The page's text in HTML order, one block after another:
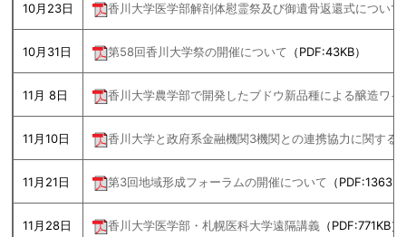
10月23日 香川大学医学部解剖体慰霊祭及び御遺骨返還式について
10月31日 第58回香川大学祭の開催について （PDF:43KB）
11月 8日 香川大学農学部で開発したブドウ新品種による醸造ワ
11月10日 香川大学と政府系金融機関3機関との連携協力に関する
11月21日 第3回地域形成フォーラムの開催について （
11月28日 香川大学医学部・札幌医科大学遠隔講義 （PDF:771KB）